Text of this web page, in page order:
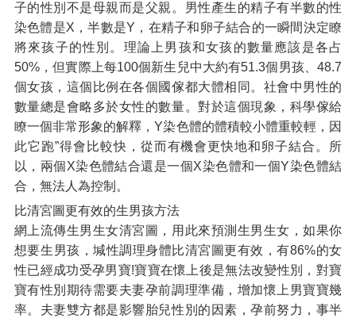
子的性別不是母親而是父親。男性產生的精子有半數的性
染色體是X，半數是Y，在精子和卵子結合的一瞬間決定瞭
將來孩子的性別。理論上男孩和女孩的數量應該是各占
50%，但實際上每100個新生兒中大約有51.3個男孩、48.7
個女孩，這個比例在各個國傢都大體相同。社會中男性的
數量總是會略多於女性的數量。對於這個現象，科學傢給
瞭一個非常形象的解釋，Y染色體的體積較小體重較輕，因
此它跑”得會比較快，從而有機會更快地和卵子結合。所
以，兩個X染色體結合還是一個X染色體和一個Y染色體結
合，無法人為控制。
比清宮圖更有效的生男孩方法
網上流傳生男生女清宮圖，用此來預測生男生女，如果你
想要生男孩，堿性調理身體比清宮圖更有效，有86%的女
性已經成功受孕男寶!寶寶在懷上後是無法改變性別，對寶
寶有性別期待需要夫妻孕前調理準備，增加懷上男寶寶幾
率。夫妻雙方都是影響胎兒性別的因素，孕前努力，事半